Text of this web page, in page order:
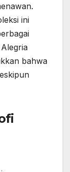
ini
bahwa